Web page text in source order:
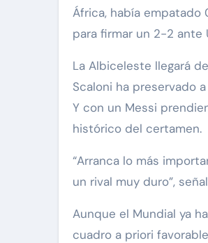
África, había
para firmar un 2-2 ante
La Albiceleste llegará
Scaloni ha preservado
Y con un Messi
histórico del certamen.
“Arranca lo más
un rival muy duro”,
Aunque el Mundial ya
cuadro a priori